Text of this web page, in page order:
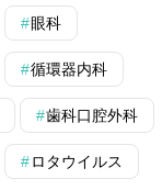
眼科
循環器内科
歯科口腔外科
ロタウイルス